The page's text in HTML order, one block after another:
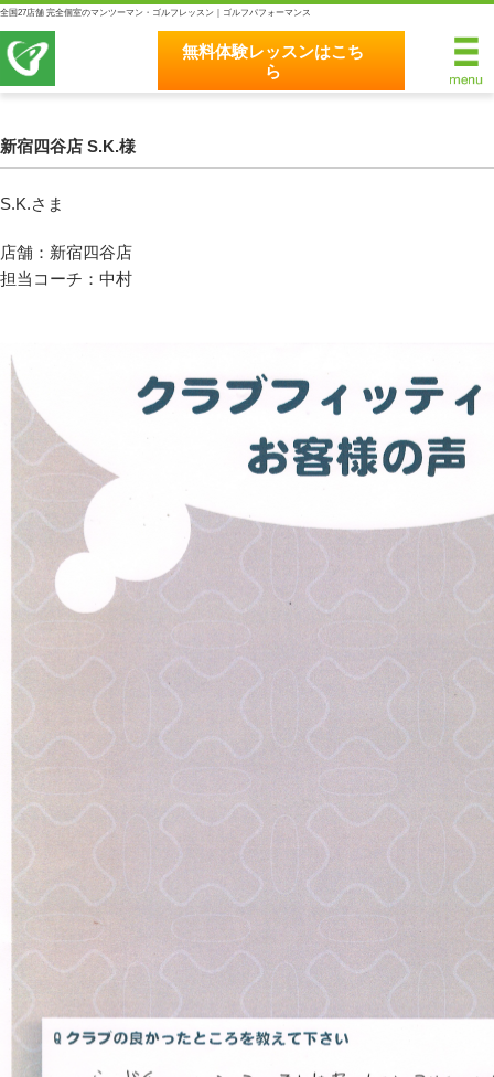
全国27店舗 完全個室のマンツーマン・ゴルフレッスン｜ゴルフパフォーマンス
無料体験レッスンはこち
ら
無料体験レッスンはこちら
完全個室マンツーマンレッスン
統一されたレッスン理論
独自のコースティーチング
クラブフィッティングの５つのこだわり
全額返金保証
原田メソッド
エゴスキューメソッド
レッスン内容
ゴルフが楽しみたい（初心者）
短期間での上達（初心者）
シングルを目指したい（中・上級者）
飛距離アップしたい
自分に合うクラブが欲しい
法人向けプラン
新宿四谷店 S.K.様
S.K.さま
店舗：新宿四谷店
担当コーチ：中村